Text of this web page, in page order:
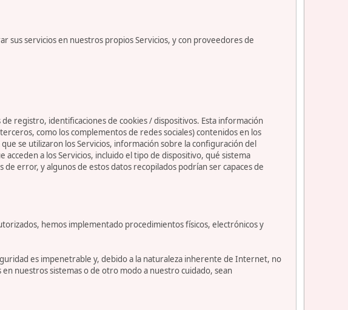
sus servicios en nuestros propios Servicios, y con proveedores de
registro, identificaciones de cookies / dispositivos. Esta información
como los complementos de redes sociales) contenidos en los
se utilizaron los Servicios, información sobre la configuración del
a los Servicios, incluido el tipo de dispositivo, qué sistema
error, y algunos de estos datos recopilados podrían ser capaces de
hemos implementado procedimientos físicos, electrónicos y
es impenetrable y, debido a la naturaleza inherente de Internet, no
nuestros sistemas o de otro modo a nuestro cuidado, sean